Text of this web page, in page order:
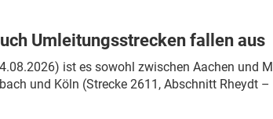
Umleitungsstrecken fallen aus
ist es sowohl zwischen Aachen
und Köln (Strecke 2611, Abschnitt Rheydt